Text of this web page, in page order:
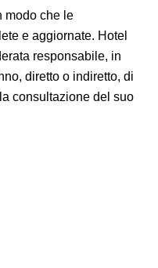
modo che le
e aggiornate. Hotel
responsabile, in
diretto o indiretto, di
consultazione del suo